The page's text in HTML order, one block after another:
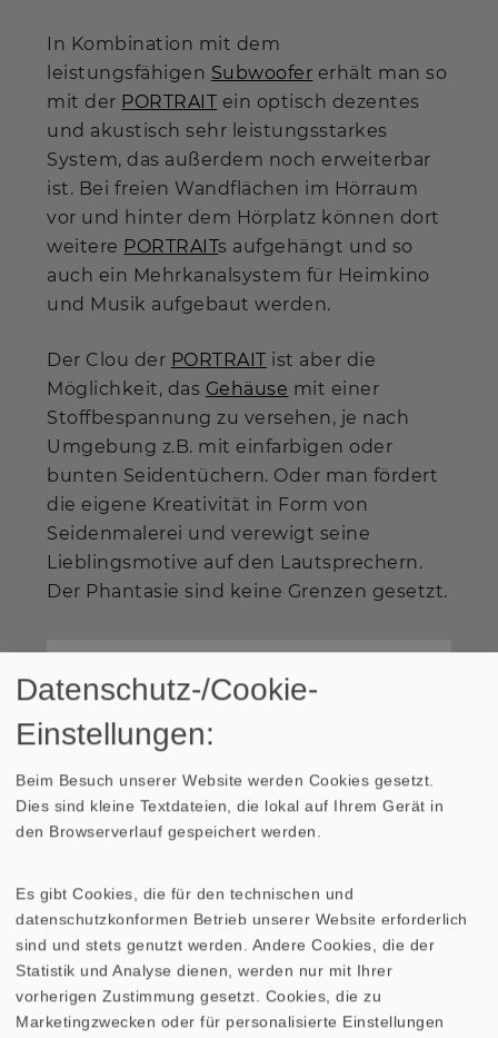
In Kombination mit dem
leistungsfähigen Subwoofer erhält man so
mit der PORTRAIT ein optisch dezentes
und akustisch sehr leistungsstarkes
System, das außerdem noch erweiterbar
ist. Bei freien Wandflächen im Hörraum
vor und hinter dem Hörplatz können dort
weitere PORTRAITs aufgehängt und so
auch ein Mehrkanalsystem für Heimkino
und Musik aufgebaut werden.
Der Clou der PORTRAIT ist aber die
Möglichkeit, das Gehäuse mit einer
Stoffbespannung zu versehen, je nach
Umgebung z.B. mit einfarbigen oder
bunten Seidentüchern. Oder man fördert
die eigene Kreativität in Form von
Seidenmalerei und verewigt seine
Lieblingsmotive auf den Lautsprechern.
Der Phantasie sind keine Grenzen gesetzt.
214,20 € (Paar)
In den Warenkorb
für Privatkunden.
Presse
Datenschutz-/Cookie-
Einstellungen:
Beim Besuch unserer Website werden Cookies gesetzt.
Dies sind kleine Textdateien, die lokal auf Ihrem Gerät in
den Browserverlauf gespeichert werden.
Es gibt Cookies, die für den technischen und
datenschutzkonformen Betrieb unserer Website erforderlich
sind und stets genutzt werden. Andere Cookies, die der
Statistik und Analyse dienen, werden nur mit Ihrer
vorherigen Zustimmung gesetzt. Cookies, die zu
Marketingzwecken oder für personalisierte Einstellungen